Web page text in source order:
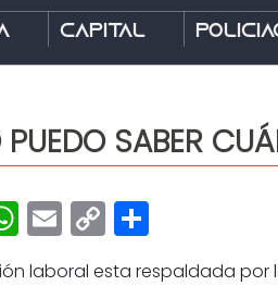
Capital
SABER
WhatsApp
Email
Copy
Link
laboral esta respaldada por